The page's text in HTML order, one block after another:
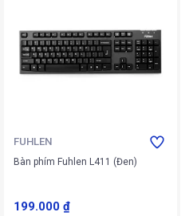
FUHLEN
Bàn phím Fuhlen L411 (Đen)
199.000 ₫